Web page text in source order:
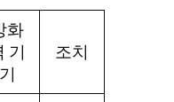
화
기
기
조치